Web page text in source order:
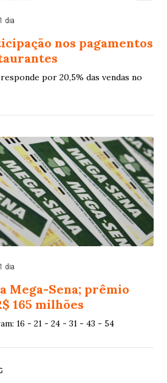
dia
nos pagamentos
por 20,5% das vendas no
dia
Mega-Sena; prêmio
165 milhões
16 - 21 - 24 - 31 - 43 - 54